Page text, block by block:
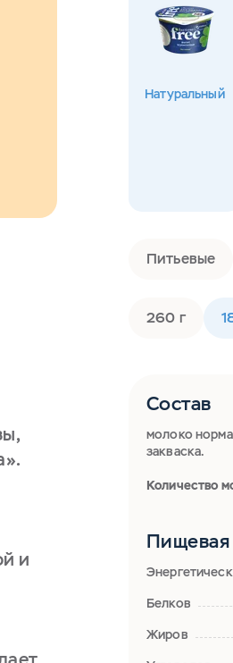
и
Натуральный
Питьевые
260 г
Состав
молоко
закваска.
Количество
Пищевая
Белков
Жиров